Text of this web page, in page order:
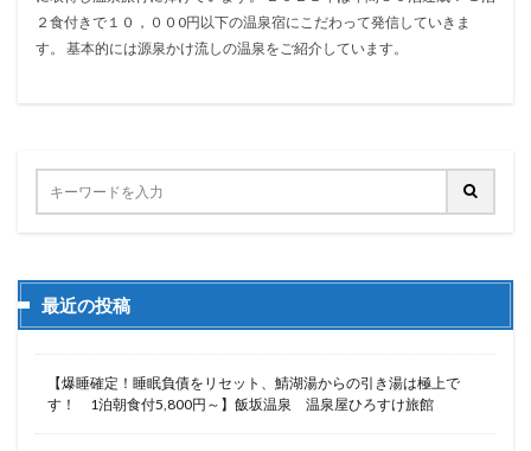
２食付きで１０，００0円以下の温泉宿にこだわって発信していきま
す。 基本的には源泉かけ流しの温泉をご紹介しています。
最近の投稿
【爆睡確定！睡眠負債をリセット、鯖湖湯からの引き湯は極上で
す！ 1泊朝食付5,800円～】飯坂温泉 温泉屋ひろすけ旅館